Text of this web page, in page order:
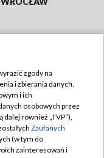
zgody na
i zbierania danych,
i ich
osobowych przez
dalej również „TVP”),
Zaufanych
(w tym do
zainteresowań i